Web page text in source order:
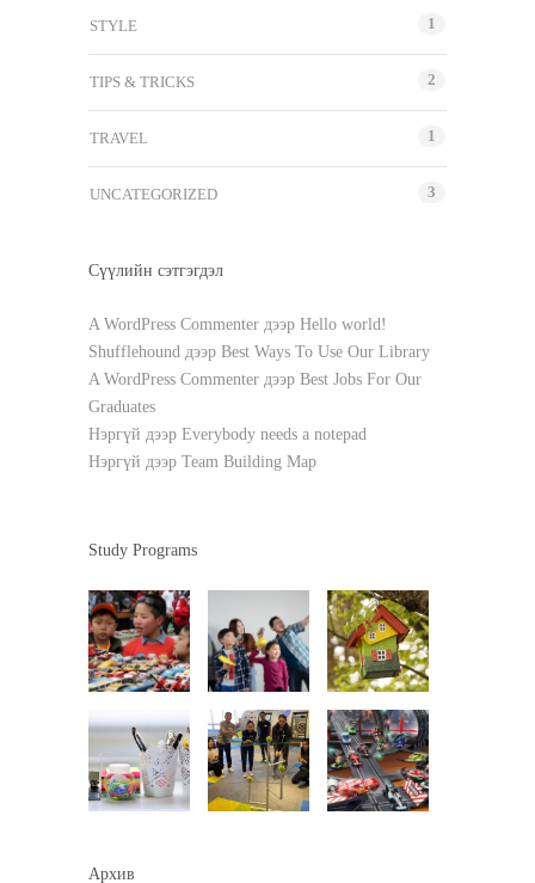
STYLE 1
TIPS & TRICKS 2
TRAVEL 1
UNCATEGORIZED 3
Сүүлийн сэтгэгдэл
A WordPress Commenter дээр Hello world!
Shufflehound дээр Best Ways To Use Our Library
A WordPress Commenter дээр Best Jobs For Our
Graduates
Нэргүй дээр Everybody needs a notepad
Нэргүй дээр Team Building Map
Study Programs
Архив